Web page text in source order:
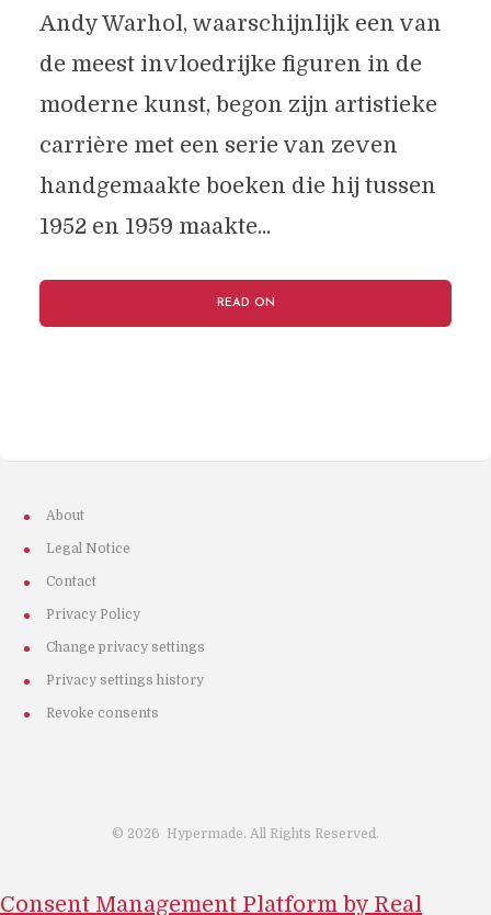
Andy Warhol, waarschijnlijk een van
de meest invloedrijke figuren in de
moderne kunst, begon zijn artistieke
carrière met een serie van zeven
handgemaakte boeken die hij tussen
1952 en 1959 maakte...
READ ON
About
Legal Notice
Contact
Privacy Policy
Change privacy settings
Privacy settings history
Revoke consents
© 2026 Hypermade. All Rights Reserved.
Consent Management Platform by Real